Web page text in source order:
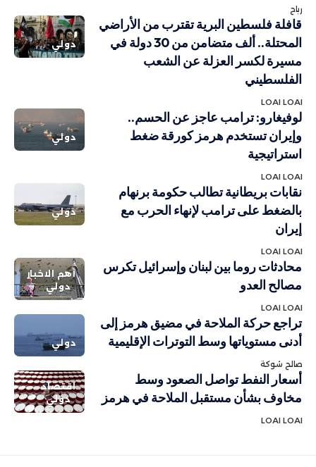
رباح
دولي
قافلة فلسطين البرية تقترب من الأراضي
المحتلة.. ألف متضامن من 30 دولة في
مسيرة لكسر العزلة عن الشعب
الفلسطيني
LOAI LOAI
دولي
لوفيغارو: ترامب عاجز عن الحسم..
وإيران تستخدم هرمز كورقة ضغط
استراتيجية
LOAI LOAI
دولي
نقابات بريطانية تطالب حكومة برنهام
بالضغط على ترامب لإنهاء الحرب مع
إيران
LOAI LOAI
أهم الاخبار
دولي
محادثات روما بين لبنان وإسرائيل تكرس
مصالح العدو
LOAI LOAI
دولي
تراجع حركة الملاحة في مضيق هرمز إلى
أدنى مستوياتها وسط التوترات الإقليمية
صالح شوكة
اقتصاد
دولي
أسعار النفط تواصل الصعود وسط
مخاوف بشأن مستقبل الملاحة في هرمز
LOAI LOAI